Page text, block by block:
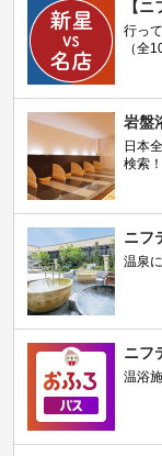
【
行っ
（全
岩盤
日本
検索！
ニフ
温泉
ニフ
温浴